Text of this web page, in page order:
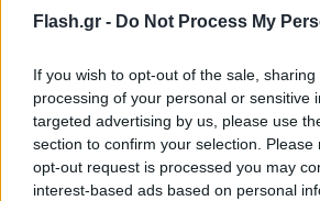
Flash.gr - Do Not Process My
If you wish to opt-out of the sale,
processing of your personal or sensitive
targeted advertising by us, please use
section to confirm your selection.
opt-out request is processed you may
interest-based ads based on personal
τελικά ή κινδυνεύεις με
09.08.2026